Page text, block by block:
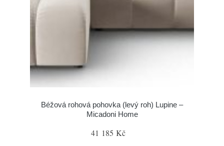
Béžová rohová pohovka (levý roh) Lupine –
Micadoni Home
41 185 Kč